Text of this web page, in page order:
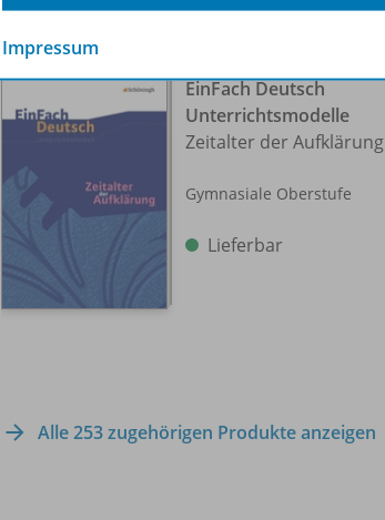
EinFach Deutsch
Unterrichtsmodelle
Zeitalter der Aufklärung
Gymnasiale Oberstufe
Lieferbar
Alle 253 zugehörigen Produkte anzeigen
Impressum